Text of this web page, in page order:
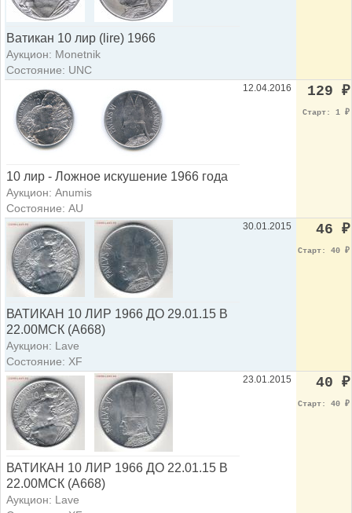
Ватикан 10 лир (lire) 1966
Аукцион: Monetnik
Состояние: UNC
10 лир - Ложное искушение 1966 года
Аукцион: Anumis
Состояние: AU
12.04.2016 129 ₽
Старт: 1 ₽
ВАТИКАН 10 ЛИР 1966 ДО 29.01.15 В
22.00МСК (А668)
Аукцион: Lave
Состояние: XF
30.01.2015 46 ₽
Старт: 40 ₽
ВАТИКАН 10 ЛИР 1966 ДО 22.01.15 В
22.00МСК (А668)
Аукцион: Lave
23.01.2015 40 ₽
Старт: 40 ₽